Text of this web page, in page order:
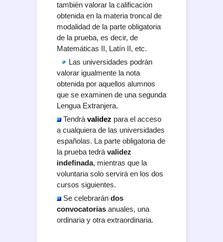
también valorar la calificación
obtenida en la materia troncal de
modalidad de la parte obligatoria
de la prueba, es decir, de
Matemáticas II, Latín II, etc.
Las universidades podrán
valorar igualmente la nota
obtenida por aquellos alumnos
que se examinen de una segunda
Lengua Extranjera.
Tendrá validez para el acceso
a cualquiera de las universidades
españolas. La parte obligatoria de
la prueba tedrá validez
indefinada, mientras que la
voluntaria solo servirá en los dos
cursos siguientes.
Se celebrarán dos
convocatorias anuales, una
ordinaria y otra extraordinaria.